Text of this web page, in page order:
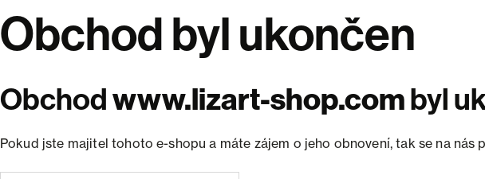
Obchod byl ukončen
Obchodwww.lizart-shop.combyl
Pokud jste majitel tohoto e-shopu a máte zájem o jeho obnovení, tak se na nás